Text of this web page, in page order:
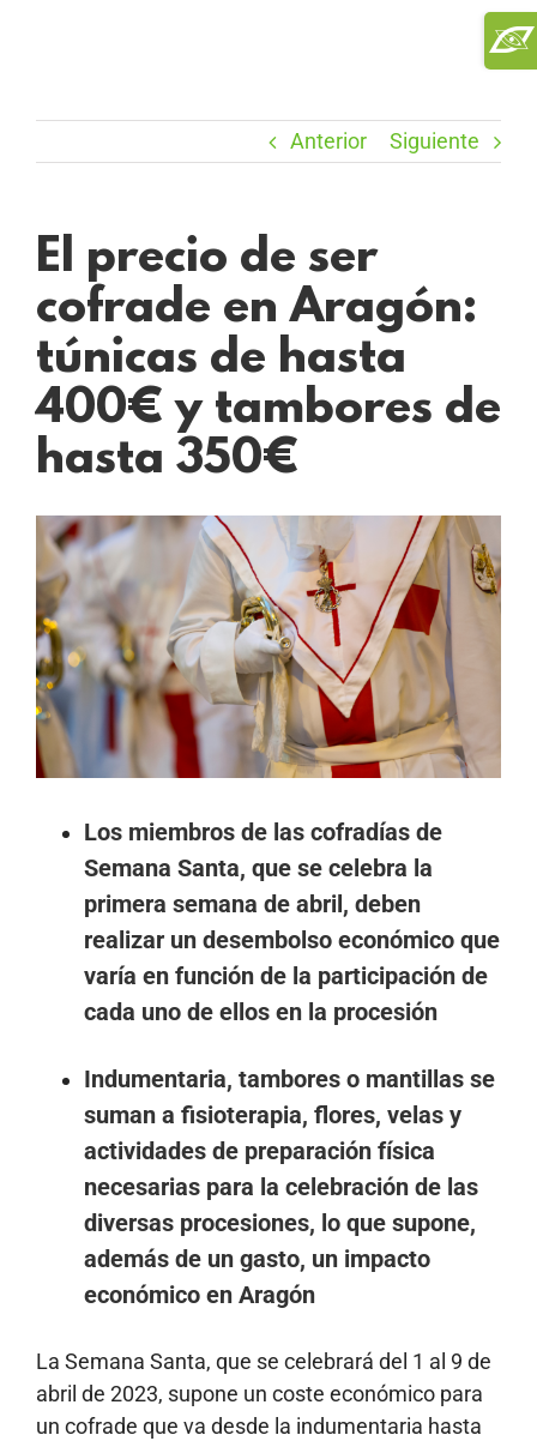
Anterior Siguiente
El precio de ser
cofrade en Aragón:
túnicas de hasta
400€ y tambores de
hasta 350€
Ver
imagen
más
grande
Los miembros de las cofradías de
Semana Santa, que se celebra la
primera semana de abril, deben
realizar un desembolso económico que
varía en función de la participación de
cada uno de ellos en la procesión
Indumentaria, tambores o mantillas se
suman a fisioterapia, flores, velas y
actividades de preparación física
necesarias para la celebración de las
diversas procesiones, lo que supone,
además de un gasto, un impacto
económico en Aragón
La Semana Santa, que se celebrará del 1 al 9 de
abril de 2023, supone un coste económico para
un cofrade que va desde la indumentaria hasta
Area